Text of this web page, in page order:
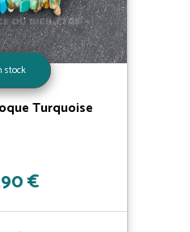
stock
Turquoise
€